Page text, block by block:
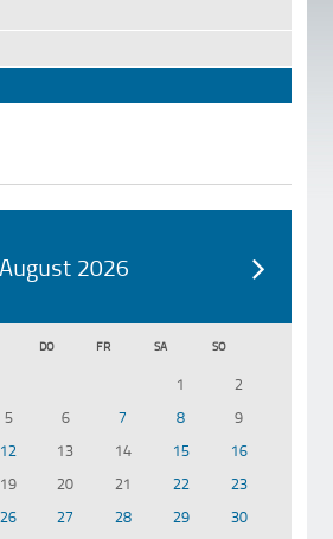
August 2026
DO FR SA SO
1
2
5 6 7 8
9
12 13 14 15
16
19 20 21 22
23
26 27 28 29 30